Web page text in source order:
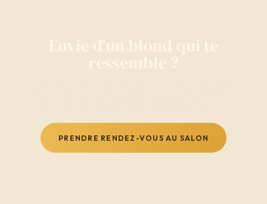
PRENDRE RENDEZ-VOUS AU SALON